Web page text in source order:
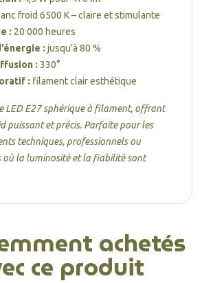
froid 6500 K – claire et stimulante
: 20 000 heures
: jusqu’à 80 %
: 330°
: filament clair esthétique
LED E27 sphérique à filament, offrant
puissant et précis. Parfaite pour les
techniques, professionnels ou
où la luminosité et la fiabilité sont
achetés
ce produit